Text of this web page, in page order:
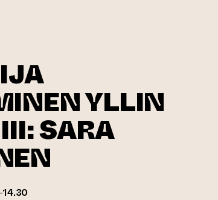
YLLIN
SARA